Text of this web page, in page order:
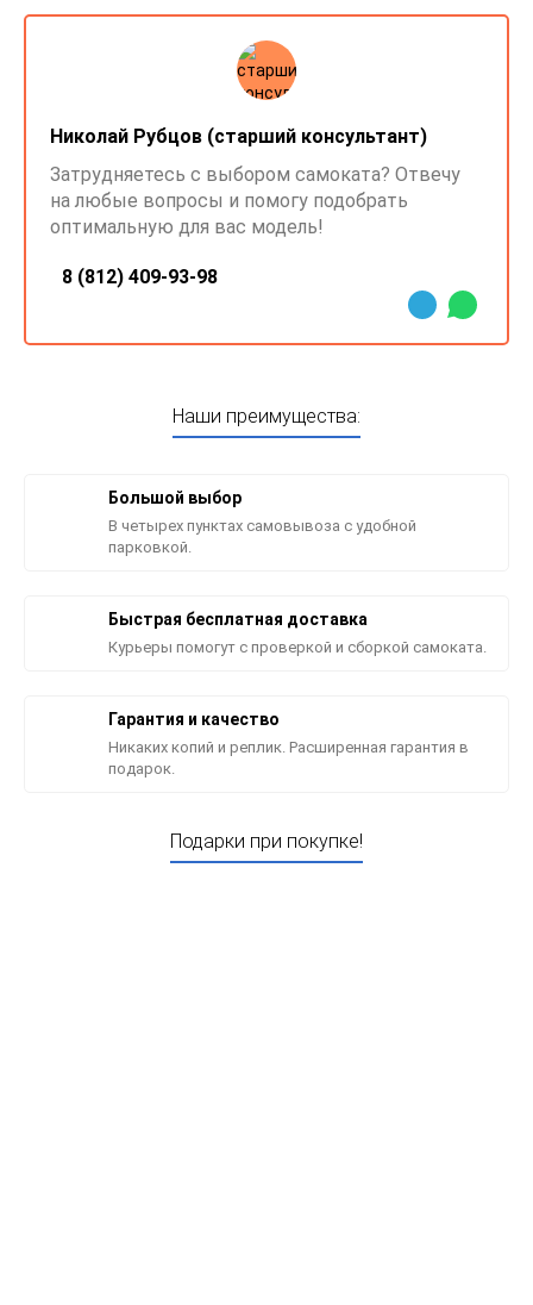
Николай Рубцов (старший консультант)
Затрудняетесь с выбором самоката? Отвечу
на любые вопросы и помогу подобрать
оптимальную для вас модель!
8 (812) 409-93-98
Наши преимущества:
Большой выбор
В четырех пунктах самовывоза с удобной
парковкой.
Быстрая бесплатная доставка
Курьеры помогут с проверкой и сборкой самоката.
Гарантия и качество
Никаких копий и реплик. Расширенная гарантия в
подарок.
Подарки при покупке!